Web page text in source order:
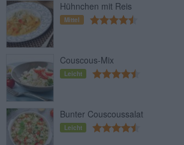
Hühnchen mit Reis
Mittel
Couscous-Mix
Leicht
Bunter Couscoussalat
Leicht